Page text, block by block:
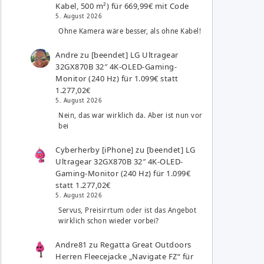
Kabel, 500 m²) für 669,99€ mit Code
5. August 2026
Ohne Kamera wäre besser, als ohne Kabel!
Andre zu [beendet] LG Ultragear
32GX870B 32″ 4K-OLED-Gaming-
Monitor (240 Hz) für 1.099€ statt
1.277,02€
5. August 2026
Nein, das war wirklich da. Aber ist nun vor
bei
Cyberherby [iPhone] zu [beendet] LG
Ultragear 32GX870B 32″ 4K-OLED-
Gaming-Monitor (240 Hz) für 1.099€
statt 1.277,02€
5. August 2026
Servus, Preisirrtum oder ist das Angebot
wirklich schon wieder vorbei?
Andre81 zu Regatta Great Outdoors
Herren Fleecejacke „Navigate FZ“ für